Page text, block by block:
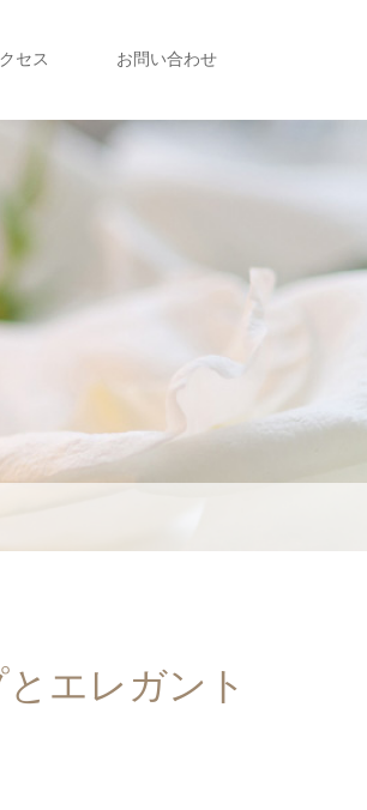
セス お問い合わせ
エレガント